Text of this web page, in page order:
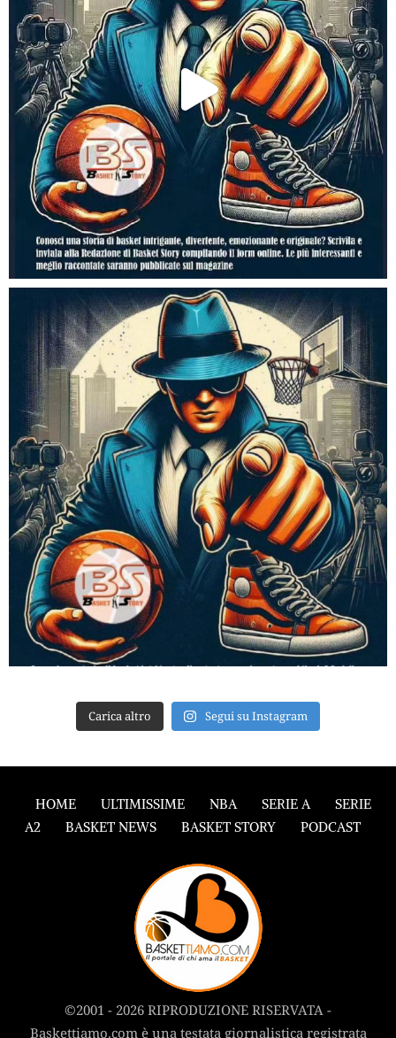
Carica altro Segui su Instagram
HOME ULTIMISSIME NBA SERIE A
SERIE
A2
BASKET NEWS BASKET STORY PODCAST
©2001 - 2026 RIPRODUZIONE RISERVATA -
Baskettiamo.com è una testata giornalistica registrata